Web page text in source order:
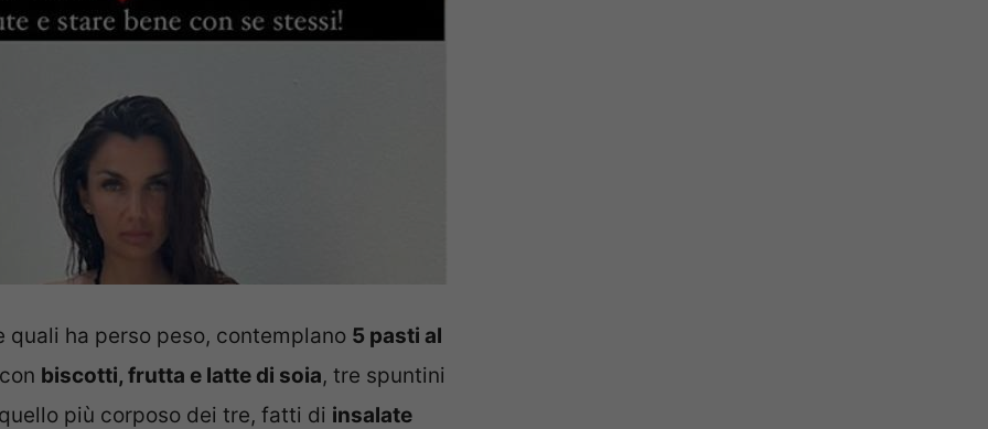
ha perso peso, contemplano 5 pasti al
biscotti, frutta e latte di soia, tre spuntini
più corposo dei tre, fatti di insalate